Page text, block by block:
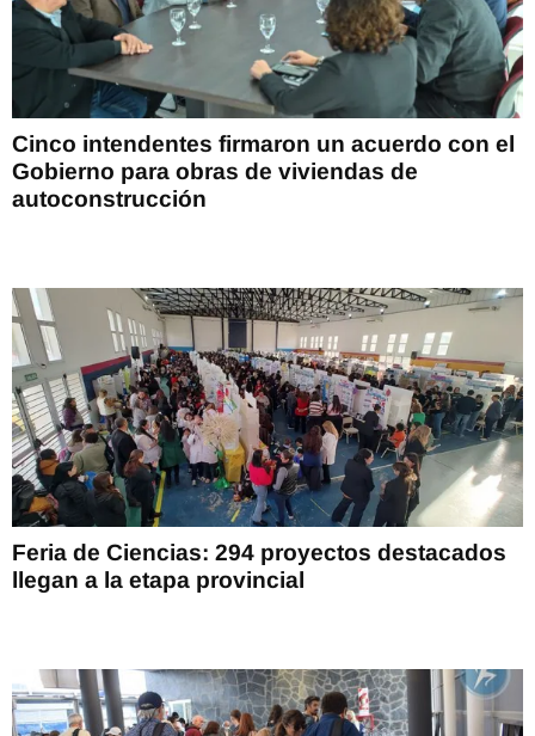
Cinco intendentes firmaron un acuerdo con el
Gobierno para obras de viviendas de
autoconstrucción
Feria de Ciencias: 294 proyectos destacados
llegan a la etapa provincial